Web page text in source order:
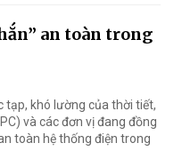
an toàn trong
tạp, khó lường của thời tiết,
và các đơn vị đang đồng
toàn hệ thống điện trong